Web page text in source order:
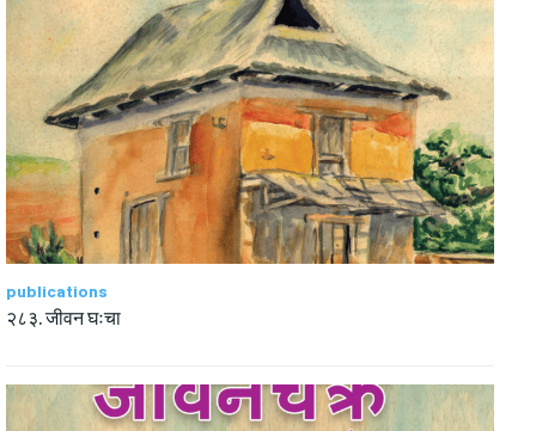
publications
२८३. जीवन घःचा